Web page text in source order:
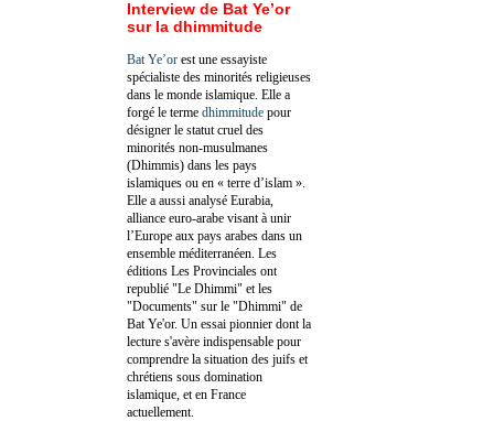
Interview de Bat Ye’or
sur la dhimmitude
Bat Ye’or est une essayiste
spécialiste des minorités religieuses
dans le monde islamique. Elle a
forgé le terme dhimmitude pour
désigner le statut cruel des
minorités non-musulmanes
(Dhimmis) dans les pays
islamiques ou en « terre d’islam ».
Elle a aussi analysé Eurabia,
alliance euro-arabe visant à unir
l’Europe aux pays arabes dans un
ensemble méditerranéen. Les
éditions Les Provinciales ont
republié "Le Dhimmi" et les
"Documents" sur le "Dhimmi" de
Bat Ye'or. Un essai pionnier dont la
lecture s'avère indispensable pour
comprendre la situation des juifs et
chrétiens sous domination
islamique, et en France
actuellement.